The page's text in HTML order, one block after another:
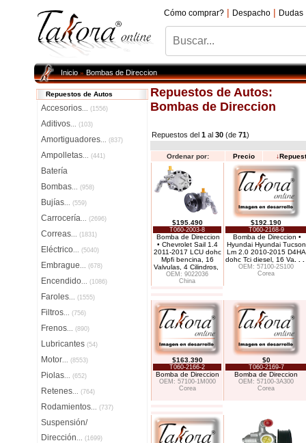
Cómo comprar? | Despacho | Dudas
Inicio»Bombas de Direccion
Repuestos de Autos
Accesorios... (1556)
Aditivos... (103)
Amortiguadores... (837)
Ampolletas... (441)
Batería
Bombas... (958)
Bujías... (559)
Carrocería... (2696)
Correas... (1831)
Eléctrico... (5040)
Embrague... (678)
Encendido... (1086)
Faroles... (1555)
Filtros... (756)
Frenos... (890)
Lubricantes (54)
Motor... (8553)
Piolas... (652)
Retenes... (764)
Rodamientos... (737)
Suspensión/
Dirección... (1699)
Repuestos de Autos:
Bombas de Direccion
Repuestos del 1 al 30 (de 71)
Ordenar por: Precio ↓
$195.490
T060-2003-8
Bomba de Direccion
• Chevrolet Sail 1.4
2011-2017 LCU dohc
Mpfi bencina, 16
Valvulas, 4 Cilindros,
OEM: 9022036
China
$192.190
T060-2168-9
Bomba de Direccion •
Hyundai Hyundai Tucson
Lm 2.0 2010-2015 D4HA
dohc Tci diesel, 16 Va
OEM: 57100-2S100
Corea
$163.390
T060-2166-2
Bomba de Direccion
OEM: 57100-1M000
Corea
$0
T060-2169-7
Bomba de Direccion
OEM: 57100-3A300
Corea